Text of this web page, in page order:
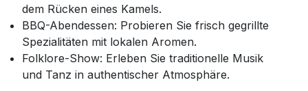
dem Rücken eines Kamels.
BBQ-Abendessen: Probieren Sie frisch gegrillte
Spezialitäten mit lokalen Aromen.
Folklore-Show: Erleben Sie traditionelle Musik
und Tanz in authentischer Atmosphäre.